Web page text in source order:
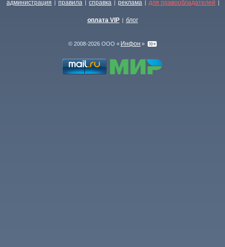
администрация | правила | справка | реклама | для правообладателей |
оплата VIP | блог
© 2008-2026 ООО « Инфон »